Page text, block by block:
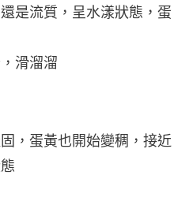
是流質，呈水漾狀態，蛋
滑溜溜
，蛋黃也開始變稠，接近